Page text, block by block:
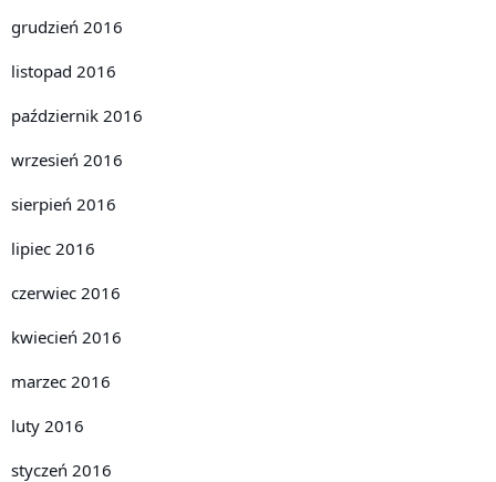
grudzień 2016
listopad 2016
październik 2016
wrzesień 2016
sierpień 2016
lipiec 2016
czerwiec 2016
kwiecień 2016
marzec 2016
luty 2016
styczeń 2016